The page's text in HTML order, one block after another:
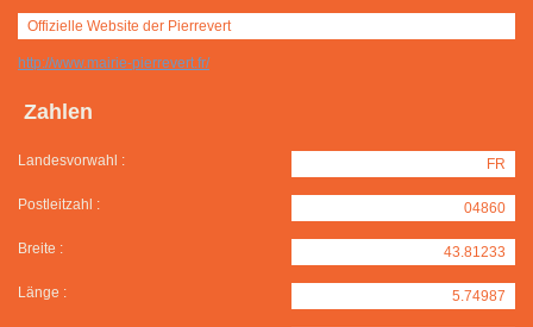
Offizielle Website der Pierrevert
http://www.mairie-pierrevert.fr/
Zahlen
Landesvorwahl : FR
Postleitzahl : 04860
Breite : 43.81233
Länge : 5.74987